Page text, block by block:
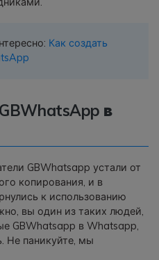
Как создать
в
GBWhatsapp устали от
копирования, и в
к использованию
вы один из таких людей,
GBWhatsapp в Whatsapp,
Не паникуйте, мы